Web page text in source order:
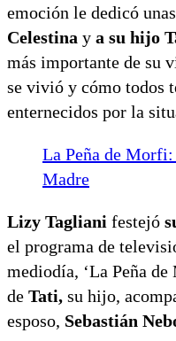
emoción le dedicó
Celestina y a su hijo
más importante de su
se vivió y cómo todos
enternecidos por la
La Peña de
Madre
Lizy Tagliani festejó
el programa de
mediodía, ‘La Peña
de Tati, su hijo,
esposo, Sebastián